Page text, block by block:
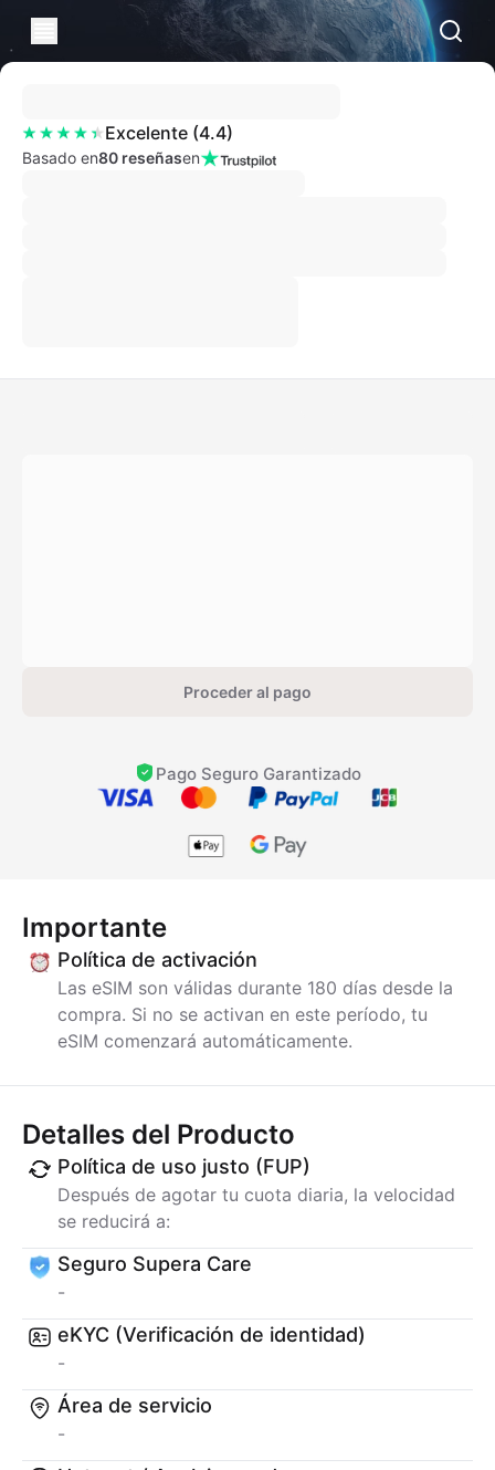
Excelente (4.4)
Basado en80 reseñasen
Proceder al pago
Pago Seguro Garantizado
Importante
Política de activación
Las eSIM son válidas durante 180 días desde la
compra. Si no se activan en este período, tu
eSIM comenzará automáticamente.
Detalles del Producto
Política de uso justo (FUP)
Después de agotar tu cuota diaria, la velocidad
se reducirá a:
Seguro Supera Care
-
eKYC (Verificación de identidad)
-
Área de servicio
-